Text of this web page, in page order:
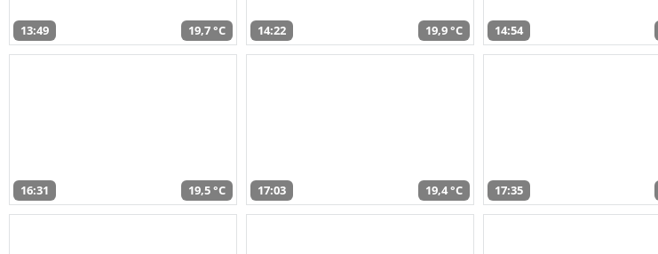
13:49 19,7 °C 14:22 19,9 °C 14:54
16:31 19,5 °C 17:03 19,4 °C 17:35